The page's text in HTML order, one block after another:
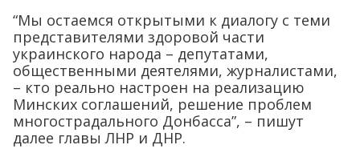
“Мы остаемся открытыми к диалогу с теми
представителями здоровой части
украинского народа – депутатами,
общественными деятелями, журналистами,
– кто реально настроен на реализацию
Минских соглашений, решение проблем
многострадального Донбасса”, – пишут
далее главы ЛНР и ДНР.